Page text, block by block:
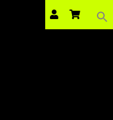
for:
Search